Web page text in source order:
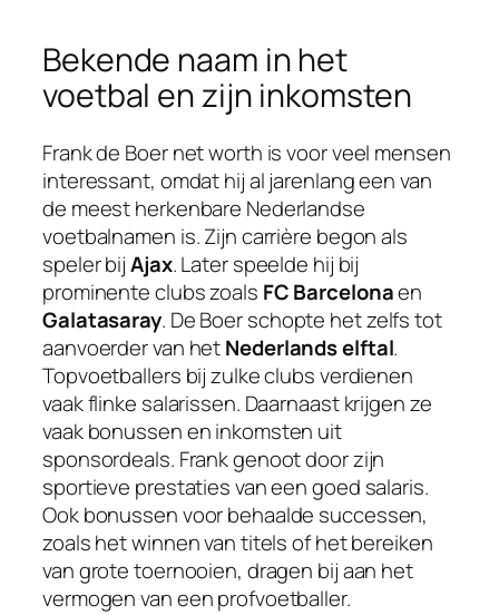
Bekende naam in het
voetbal en zijn inkomsten
Frank de Boer net worth is voor veel mensen
interessant, omdat hij al jarenlang een van
de meest herkenbare Nederlandse
voetbalnamen is. Zijn carrière begon als
speler bijAjax. Later speelde hij bij
prominente clubs zoals FC Barcelonaen
Galatasaray. De Boer schopte het zelfs tot
aanvoerder van hetNederlands elftal.
Topvoetballers bij zulke clubs verdienen
vaak flinke salarissen. Daarnaast krijgen ze
vaak bonussen en inkomsten uit
sponsordeals. Frank genoot door zijn
sportieve prestaties van een goed salaris.
Ook bonussen voor behaalde successen,
zoals het winnen van titels of het bereiken
van grote toernooien, dragen bij aan het
vermogen van een profvoetballer.